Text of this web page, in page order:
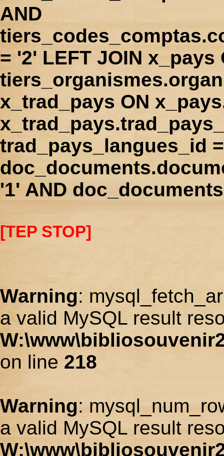
AND
= '2' LEFT JOIN
x_trad_pays ON
trad_pays_langues_id
'1' AND
[TEP STOP]
Warning:
a valid MySQL result
on line 218
Warning:
a valid MySQL result